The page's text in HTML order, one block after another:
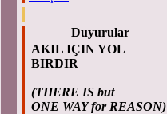
Duyurular
AKIL IÇIN YOL
BIRDIR
(THERE IS but
ONE WAY for REASON)